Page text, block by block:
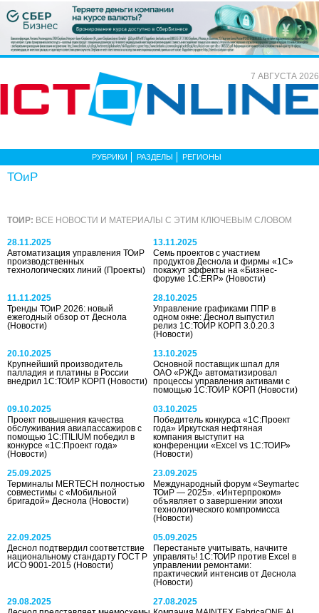
7 АВГУСТА 2026
РУБРИКИ РАЗДЕЛЫ РЕГИОНЫ
ТОиР
ТОИР: ВСЕ НОВОСТИ И МАТЕРИАЛЫ С ЭТИМ КЛЮЧЕВЫМ СЛОВОМ
28.11.2025
Автоматизация управления ТОиР
производственных
технологических линий (Проекты)
13.11.2025
Семь проектов с участием
продуктов Деснола и фирмы «1С»
покажут эффекты на «Бизнес-
форуме 1С:ERP»(Новости)
11.11.2025
Тренды ТОиР 2026: новый
ежегодный обзор от Деснола
(Новости)
28.10.2025
Управление графиками ППР в
одном окне: Деснол выпустил
релиз 1С:ТОИР КОРП 3.0.20.3
(Новости)
20.10.2025
Крупнейший производитель
палладия и платины в России
внедрил 1С:ТОИР КОРП (Новости)
13.10.2025
Основной поставщик шпал для
ОАО «РЖД» автоматизировал
процессы управления активами с
помощью 1С:ТОИР КОРП(Новости)
09.10.2025
Проект повышения качества
обслуживания авиапассажиров с
помощью 1С:ITILIUM победил в
конкурсе «1С:Проект года»
(Новости)
03.10.2025
Победитель конкурса «1С:Проект
года» Иркутская нефтяная
компания выступит на
конференции «Excel vs 1C:ТОИР»
(Новости)
25.09.2025
Терминалы MERTECH полностью
совместимы с «Мобильной
бригадой» Деснола (Новости)
23.09.2025
Международный форум «Seymartec
ТОиР — 2025». «Интерпроком»
объявляет о завершении эпохи
технологического компромисса
(Новости)
22.09.2025
Деснол подтвердил соответствие
национальному стандарту ГОСТ Р
ИСО 9001-2015 (Новости)
05.09.2025
Перестаньте учитывать, начните
управлять! 1С:ТОИР против Excel в
управлении ремонтами:
практический интенсив от Деснола
(Новости)
29.08.2025
27.08.2025